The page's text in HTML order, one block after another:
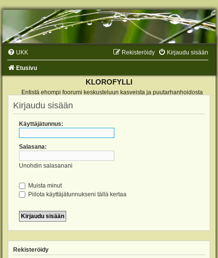
UKK Kirjaudu sisään
Rekisteröidy
Etusivu
KLOROFYLLI
Entistä ehompi foorumi keskusteluun kasveista ja puutarhanhoidosta
Kirjaudu sisään
Käyttäjätunnus:
Salasana:
Unohdin salasanani
Muista minut
Piilota käyttäjätunnukseni tällä kertaa
Rekisteröidy